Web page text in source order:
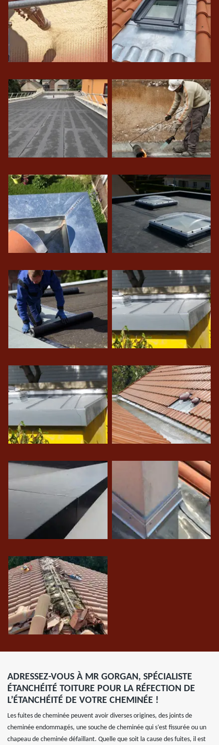
ADRESSEZ-VOUS À MR GORGAN, SPÉCIALISTE
ÉTANCHÉITÉ TOITURE POUR LA RÉFECTION DE
L’ÉTANCHÉITÉ DE VOTRE CHEMINÉE !
Les fuites de cheminée peuvent avoir diverses origines, des joints de
cheminée endommagés, une souche de cheminée qui s’est fissurée ou un
chapeau de cheminée défaillant. Quelle que soit la cause des fuites, il est